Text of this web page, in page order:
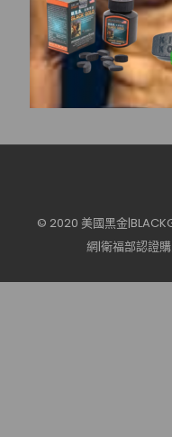
© 2020 美國黑金
網|衛福部認證